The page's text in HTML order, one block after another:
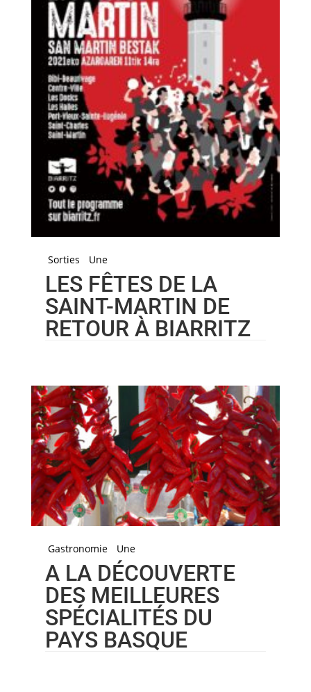
Sorties Une
LES FÊTES DE LA
SAINT-MARTIN DE
RETOUR À BIARRITZ
Gastronomie Une
A LA DÉCOUVERTE
DES MEILLEURES
SPÉCIALITÉS DU
PAYS BASQUE